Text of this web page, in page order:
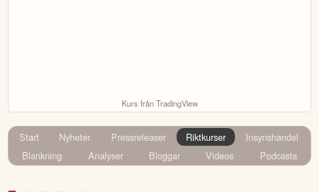
Kurs från TradingView
Start Nyheter Pressreleaser Riktkurser
Insynshandel
Blankning
Analyser Bloggar Videos Podcasts